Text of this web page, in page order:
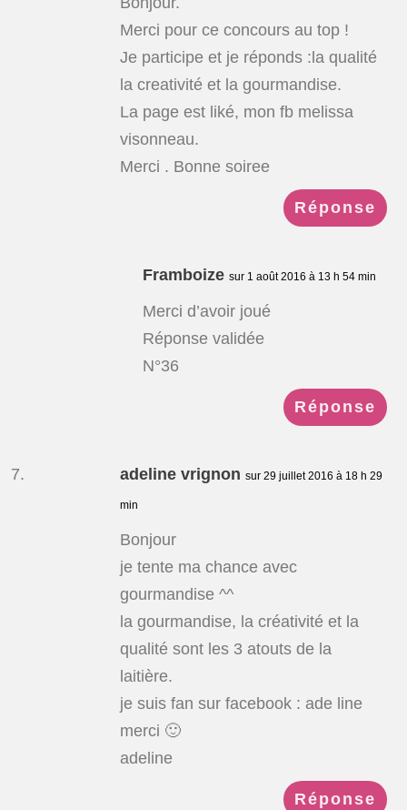
Merci pour ce concours au top !
Je participe et je réponds :la qualité
la creativité et la gourmandise.
La page est liké, mon fb melissa
visonneau.
Merci . Bonne soiree
Réponse
Framboize sur 1 août 2016 à 13 h 54 min
Merci d’avoir joué
Réponse validée
N°36
Réponse
adeline vrignon sur 29 juillet 2016 à 18 h 29
min
Bonjour
je tente ma chance avec
gourmandise ^^
la gourmandise, la créativité et la
qualité sont les 3 atouts de la
laitière.
je suis fan sur facebook : ade line
merci 🙂
adeline
Réponse